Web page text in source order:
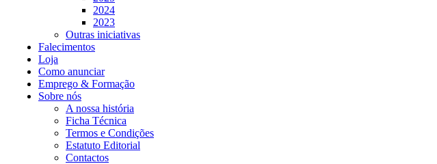
2024
2023
Outras iniciativas
Falecimentos
Loja
Como anunciar
Emprego & Formação
Sobre nós
A nossa história
Ficha Técnica
Termos e Condições
Estatuto Editorial
Contactos